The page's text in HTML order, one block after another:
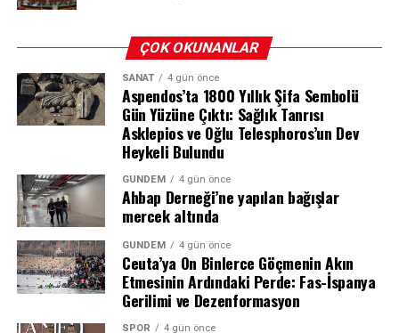
2 Yılda 8 Operasyon, 2 Kez Ölümden
Dönüş
ÇOK OKUNANLAR
SANAT 4 gün önce
Aspendos’ta 1800 Yıllık Şifa Sembolü
Gün Yüzüne Çıktı: Sağlık Tanrısı
Asklepios ve Oğlu Telesphoros’un Dev
Heykeli Bulundu
GÜNDEM 4 gün önce
Ahbap Derneği’ne yapılan bağışlar
mercek altında
GÜNDEM 4 gün önce
Ceuta’ya On Binlerce Göçmenin Akın
Etmesinin Ardındaki Perde: Fas-İspanya
Gerilimi ve Dezenformasyon
SPOR 4 gün önce